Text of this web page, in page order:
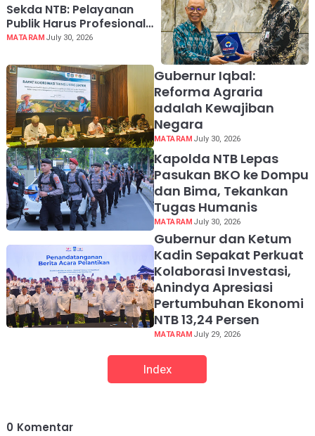
Sekda NTB: Pelayanan
Publik Harus Profesional
dan Berintegritas
MATARAM July 30, 2026
Gubernur Iqbal:
Reforma Agraria
adalah Kewajiban
Negara
MATARAM July 30, 2026
Kapolda NTB Lepas
Pasukan BKO ke Dompu
dan Bima, Tekankan
Tugas Humanis
MATARAM July 30, 2026
Gubernur dan Ketum
Kadin Sepakat Perkuat
Kolaborasi Investasi,
Anindya Apresiasi
Pertumbuhan Ekonomi
NTB 13,24 Persen
MATARAM July 29, 2026
Index
0 Komentar